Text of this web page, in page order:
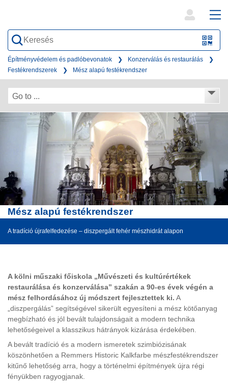
QR-
Code
form
Építményvédelem és padlóbevonatok
Konzerválás és restaurálás
Festékrendszerek
Mész alapú festékrendszer
Go to ...
Mész alapú festékrendszer
A tradíció újrafelfedezése – diszpergált fehér mészhidrát alapon
A kölni műszaki főiskola „Művészeti és kultúrértékek
restaurálása és konzerválása” szakán a 90-es évek végén a
mész felhordásához új módszert fejlesztettek ki. A
„diszpergálás” segítségével sikerült egyesíteni a mész kötőanyag
megbízható és jól bevált tulajdonságait a modern technika
lehetőségeivel a klasszikus hátrányok kizárása érdekében.
A bevált tradíció és a modern ismeretek szimbiózisának
köszönhetően a Remmers Historic Kalkfarbe mészfestékrendszer
kitűnő lehetőség arra, hogy a történelmi építmények újra régi
fényükben ragyogjanak.